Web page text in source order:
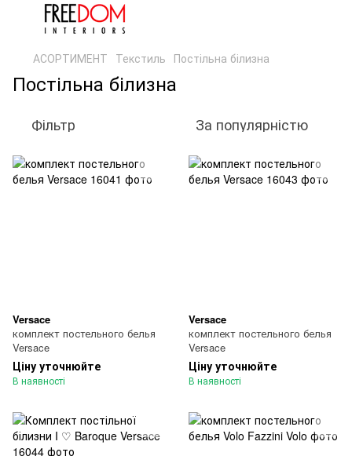
АСОРТИМЕНТ Текстиль Постільна білизна
Постільна білизна
Фільтр За популярністю
Versace
комплект постельного белья
Versace
Ціну уточнюйте
В наявності
Versace
комплект постельного белья
Versace
Ціну уточнюйте
В наявності